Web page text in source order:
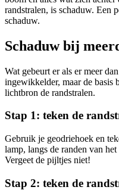
randstralen, is schaduw. Een
schaduw.
Schaduw bij
Wat gebeurt er als er meer
ingewikkelder, maar de basis
lichtbron de randstralen.
Stap 1: teken de
Gebruik je geodriehoek en
lamp, langs de randen van
Vergeet de pijltjes niet!
Stap 2: teken de